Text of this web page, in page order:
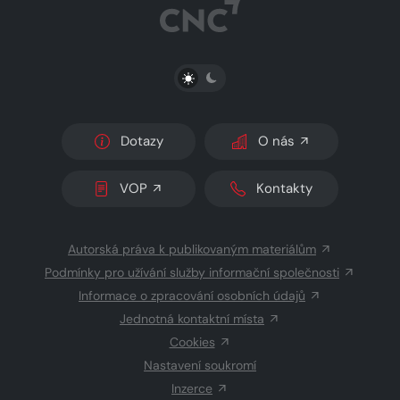
PŘEPNOUT SVĚTLÝ/TMAVÝ REŽIM
Dotazy O nás
VOP Kontakty
Autorská práva k publikovaným materiálům
Podmínky pro užívání služby informační společnosti
Informace o zpracování osobních údajů
Jednotná kontaktní místa
Cookies
Nastavení soukromí
Inzerce